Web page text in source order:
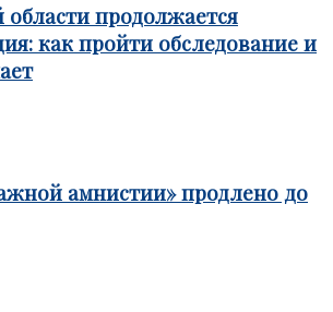
продолжается
как пройти обследование и
амнистии» продлено до